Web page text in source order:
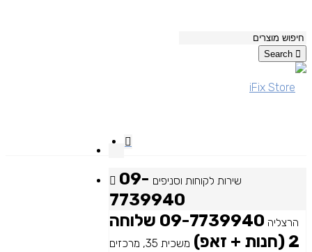
Search
שירות לקוחות וסניפים 09-
7739940
הרצליה
09-7739940 שלוחה
2 (חנות + זאפ)
משכית 35, מרכזים